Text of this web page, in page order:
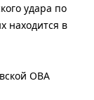
удара по
находится в
ОВА